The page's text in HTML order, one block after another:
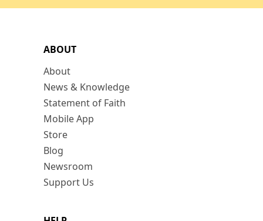
ABOUT
About
News & Knowledge
Statement of Faith
Mobile App
Store
Blog
Newsroom
Support Us